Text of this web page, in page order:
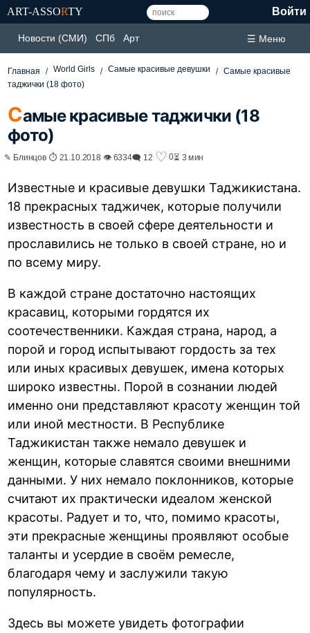
ART-ASSORTY Войти
Новости (СМИ) СПб Арт ☰ Меню
Главная World Girls Самые красивые девушки
Самые красивые
таджички (18 фото)
Самые красивые таджички (18
фото)
✎ Блинцов ⏱ 21.10.2018 👁 6334🗨 12 ♡ 0⏳ 3 мин
Известные и красивые девушки Таджикистана.
18 прекрасных таджичек, которые получили
известность в своей сфере деятельности и
прославились не только в своей стране, но и
по всему миру.
В каждой стране достаточно настоящих
красавиц, которыми гордятся их
соотечественники. Каждая страна, народ, а
порой и город испытывают гордость за тех
или иных красивых девушек, имена которых
широко известны. Порой в сознании людей
именно они представляют красоту женщин той
или иной местности. В Республике
Таджикистан также немало девушек и
женщин, которые славятся своими внешними
данными. У них немало поклонников, которые
считают их практически идеалом женской
красоты. Радует и то, что, помимо красоты,
эти прекрасные женщины проявляют особые
таланты и усердие в своём ремесле,
благодаря чему и заслужили такую
популярность.
Здесь вы можете увидеть фотографии